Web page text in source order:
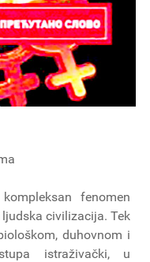
fenomen
civilizacija. Tek
duhovnom i
istraživački, u